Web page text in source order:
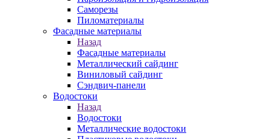
Саморезы
Пиломатериалы
Фасадные материалы
Назад
Фасадные материалы
Металлический сайдинг
Виниловый сайдинг
Сэндвич-панели
Водостоки
Назад
Водостоки
Металлические водостоки